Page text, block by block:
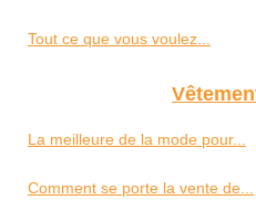
Tout ce que vous voulez...
La meilleure de la mode pour...
Comment se porte la vente de...